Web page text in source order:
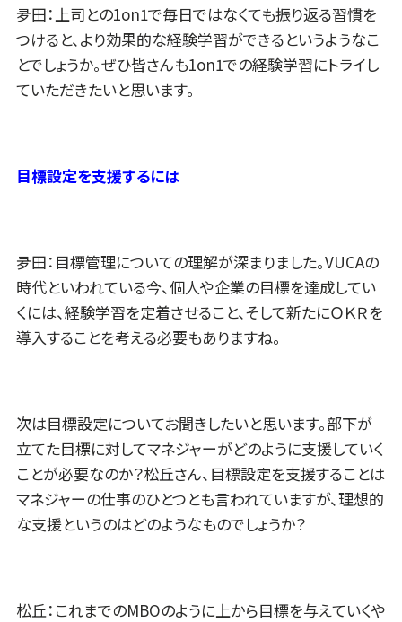
夛田：上司との1on1で毎日ではなくても振り返る習慣を
つけると、より効果的な経験学習ができるというようなこ
とでしょうか。ぜひ皆さんも1on1での経験学習にトライし
ていただきたいと思います。
目標設定を支援するには
夛田：目標管理についての理解が深まりました。VUCAの
時代といわれている今、個人や企業の目標を達成してい
くには、経験学習を定着させること、そして新たにＯＫＲを
導入することを考える必要もありますね。
次は目標設定についてお聞きしたいと思います。部下が
立てた目標に対してマネジャーがどのように支援していく
ことが必要なのか？松丘さん、目標設定を支援することは
マネジャーの仕事のひとつとも言われていますが、理想的
な支援というのはどのようなものでしょうか？
松丘：これまでのMBOのように上から目標を与えていくや